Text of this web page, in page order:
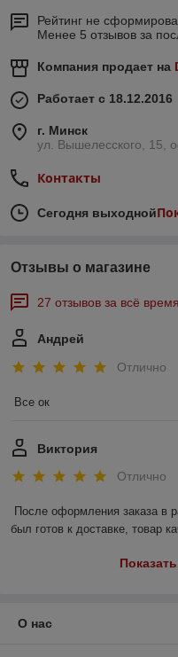
Рейтинг не
Менее 5 отзывов за
Компания продает на
Работает с 18.12.2016
г. Минск
ул. Вышелесского, 15,
Контакты
Сегодня выходной
Отзывы о магазине
27 отзывов за всё время
Андрей
Отлично
Все ок
Виктория
Отлично
После оформления заказа в
был готов к доставке, товар
О нас